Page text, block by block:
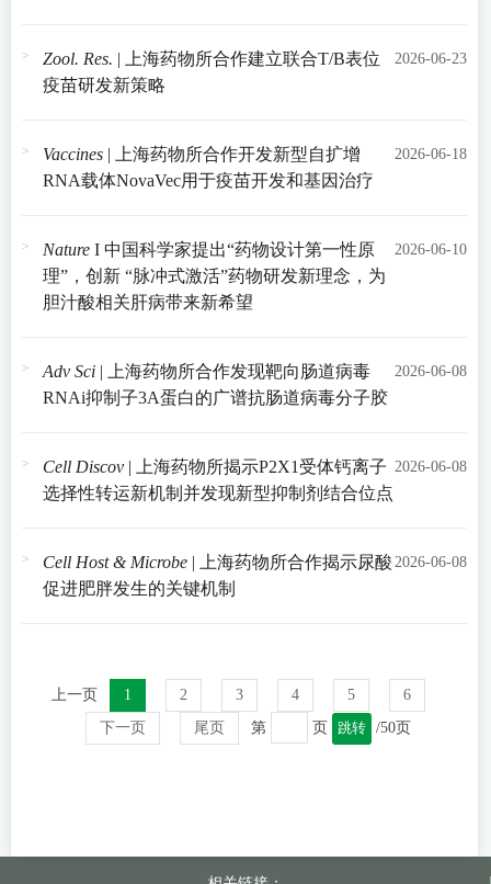
Zool. Res. | 上海药物所合作建立联合T/B表位
疫苗研发新策略
2026-06-23
Vaccines | 上海药物所合作开发新型自扩增
RNA载体NovaVec用于疫苗开发和基因治疗
2026-06-18
Nature I 中国科学家提出“药物设计第一性原
理”，创新 “脉冲式激活”药物研发新理念，为
胆汁酸相关肝病带来新希望
2026-06-10
Adv Sci | 上海药物所合作发现靶向肠道病毒
RNAi抑制子3A蛋白的广谱抗肠道病毒分子胶
2026-06-08
Cell Discov | 上海药物所揭示P2X1受体钙离子
选择性转运新机制并发现新型抑制剂结合位点
2026-06-08
Cell Host & Microbe | 上海药物所合作揭示尿酸
促进肥胖发生的关键机制
2026-06-08
上一页 1 2 3 4 5
6
下一页
尾页 第 页 跳转 /50页